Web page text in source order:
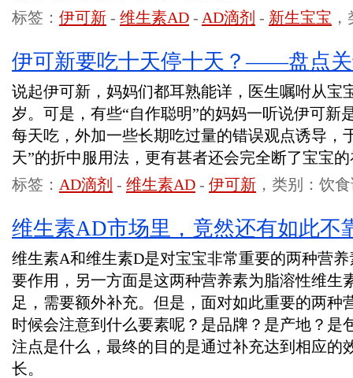
标签： 伊可新 - 维生素AD - AD滴剂 - 新生宝宝
伊可新要吃十天停十天？——盘点
说起伊可新，妈妈们都耳熟能详，医生嘱咐从宝
岁。可是，有些“自作聪明”的妈妈一听说伊可新
每天吃，外加一些长期吃过量的错误观点诱导，
天”的折中服用法，更有甚者还会完全断了宝宝
标签： AD滴剂 - 维生素AD - 伊可新 ，类别：饮
维生素AD市场里，竟然还有如此不
维生素A和维生素D是对宝宝非常重要的两种营
要作用，另一方面是这两种营养素为脂溶性维生
足，需要额外补充。但是，面对如此重要的两种
时候会注意到什么要素呢？是品牌？是产地？
注点是什么，最终的目的是通过补充达到相应的
长。